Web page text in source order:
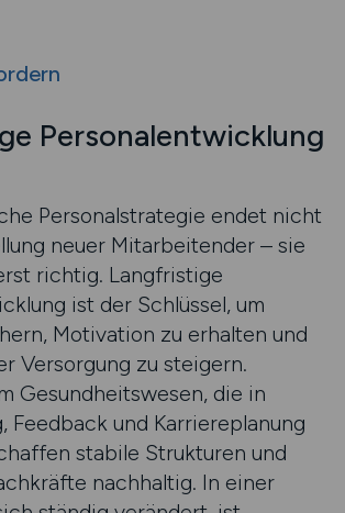
Personalentwicklung
Personalstrategie endet nicht
neuer Mitarbeitender – sie
richtig. Langfristige
ist der Schlüssel, um
Motivation zu erhalten und
Versorgung zu steigern.
Gesundheitswesen, die in
Feedback und Karriereplanung
stabile Strukturen und
nachhaltig. In einer